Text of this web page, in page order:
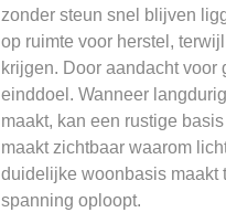
zonder steun snel blijven
op ruimte voor herstel,
krijgen. Door aandacht
einddoel. Wanneer
maakt, kan een rustige
maakt zichtbaar waarom
duidelijke woonbasis maakt
spanning oploopt.